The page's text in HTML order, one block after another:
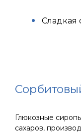
Сладкая
Глюкозные
сахаров,